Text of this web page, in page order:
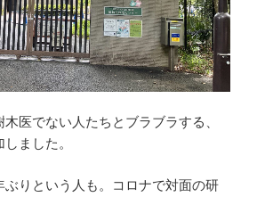
医でない人たちとブラブラする、
ました。
ぶりという人も。コロナで対面の研